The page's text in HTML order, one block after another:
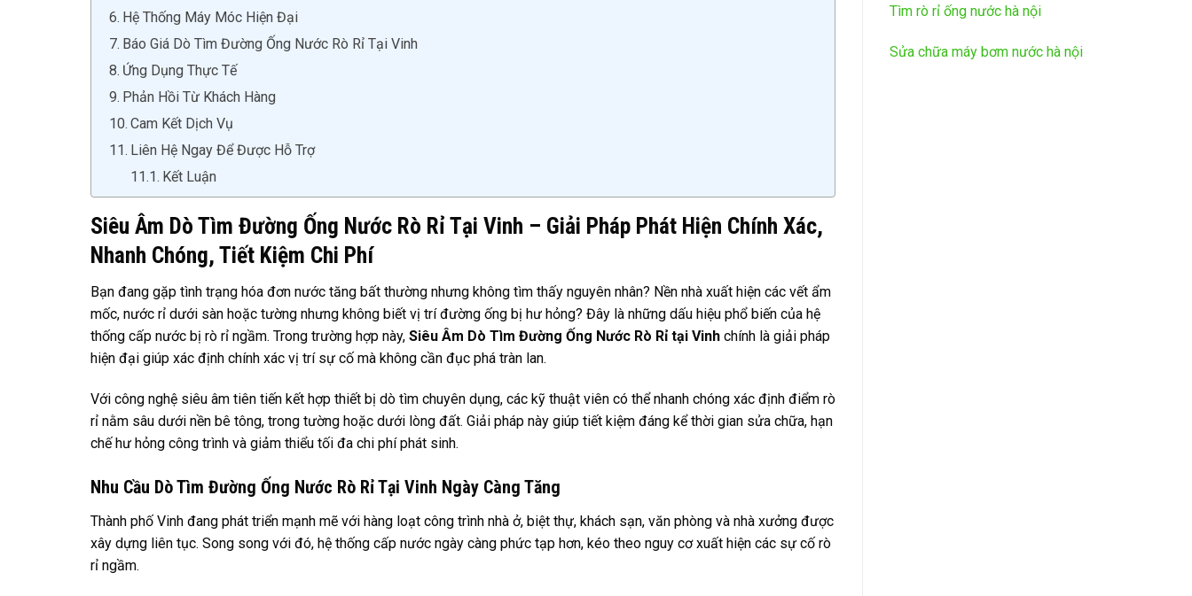
Hệ Thống Máy Móc Hiện Đại
Báo Giá Dò Tìm Đường Ống Nước Rò Rỉ Tại Vinh
Ứng Dụng Thực Tế
Phản Hồi Từ Khách Hàng
Cam Kết Dịch Vụ
Liên Hệ Ngay Để Được Hỗ Trợ
Kết Luận
Siêu Âm Dò Tìm Đường Ống Nước Rò Rỉ Tại Vinh – Giải Pháp Phát Hiện Chính Xác,
Nhanh Chóng, Tiết Kiệm Chi Phí
Bạn đang gặp tình trạng hóa đơn nước tăng bất thường nhưng không tìm thấy nguyên nhân? Nền nhà xuất hiện các vết ẩm
mốc, nước rỉ dưới sàn hoặc tường nhưng không biết vị trí đường ống bị hư hỏng? Đây là những dấu hiệu phổ biến của hệ
thống cấp nước bị rò rỉ ngầm. Trong trường hợp này, Siêu Âm Dò Tìm Đường Ống Nước Rò Rỉ tại Vinh chính là giải pháp
hiện đại giúp xác định chính xác vị trí sự cố mà không cần đục phá tràn lan.
Với công nghệ siêu âm tiên tiến kết hợp thiết bị dò tìm chuyên dụng, các kỹ thuật viên có thể nhanh chóng xác định điểm rò
rỉ nằm sâu dưới nền bê tông, trong tường hoặc dưới lòng đất. Giải pháp này giúp tiết kiệm đáng kể thời gian sửa chữa, hạn
chế hư hỏng công trình và giảm thiểu tối đa chi phí phát sinh.
Nhu Cầu Dò Tìm Đường Ống Nước Rò Rỉ Tại Vinh Ngày Càng Tăng
Thành phố Vinh đang phát triển mạnh mẽ với hàng loạt công trình nhà ở, biệt thự, khách sạn, văn phòng và nhà xưởng được
xây dựng liên tục. Song song với đó, hệ thống cấp nước ngày càng phức tạp hơn, kéo theo nguy cơ xuất hiện các sự cố rò
rỉ ngầm.
Tìm rò rỉ ống nước hà nội
Sửa chữa máy bơm nước hà nội